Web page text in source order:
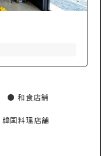
和食店舗
韓国料理店舗